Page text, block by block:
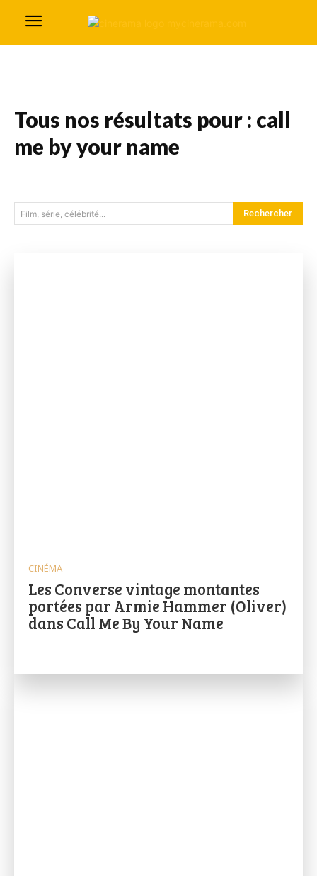
Tous nos résultats pour : call
me by your name
Film, série, célébrité... Rechercher
CINÉMA
Les Converse vintage montantes
portées par Armie Hammer (Oliver)
dans Call Me By Your Name